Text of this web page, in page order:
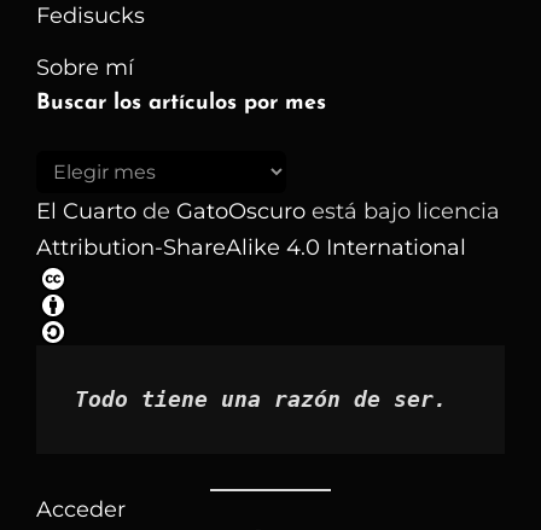
Fedisucks
Sobre mí
Buscar los artículos por mes
Buscar
los
artículos
por
mes
El Cuarto de GatoOscuro está bajo licencia
Attribution-ShareAlike 4.0 International
Todo tiene una razón de ser.
Acceder